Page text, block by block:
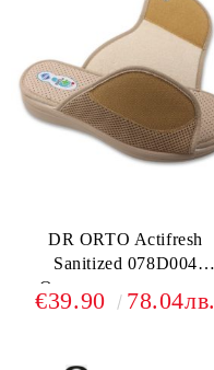
DR ORTO Actifresh
Sanitized 078D004
Ортопедични дамски
чехли за много отекъл
€39.90 78.04лв.